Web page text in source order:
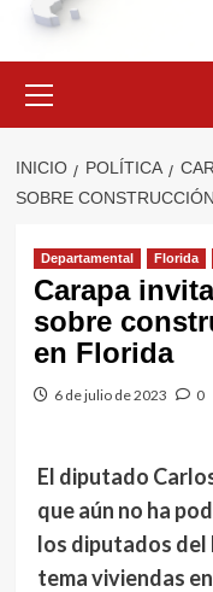
primario
INICIO POLÍTICA
SOBRE
Departamental Florida
Carapa
sobre
en Florida
6 de julio de 2023 0
El diputado
que aún no ha
los diputados del
tema viviendas